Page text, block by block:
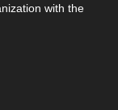
with the